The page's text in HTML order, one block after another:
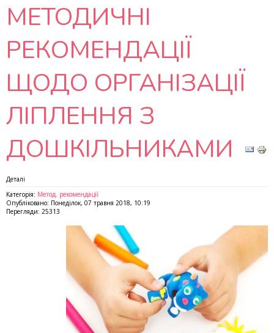
МЕТОДИЧНІ
РЕКОМЕНДАЦІЇ
ЩОДО ОРГАНІЗАЦІЇ
ЛІПЛЕННЯ З
ДОШКІЛЬНИКАМИ
Деталі
Категорія: Метод. рекомендації
Опубліковано: Понеділок, 07 травня 2018, 10:19
Перегляди: 25313